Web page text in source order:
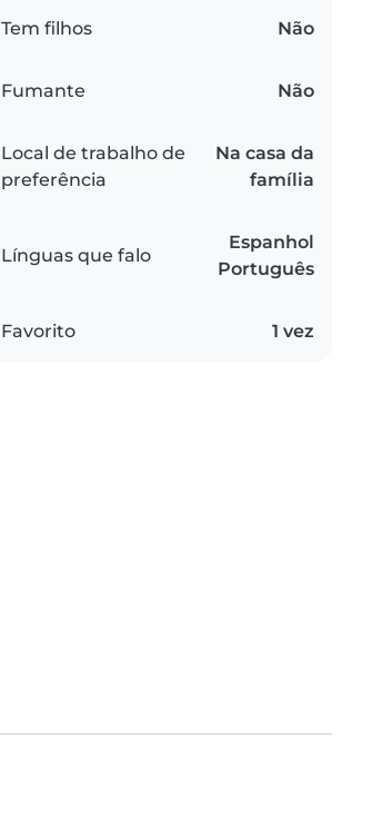
Tem filhos Não
Fumante Não
Local de trabalho de
preferência
Na casa da
família
Línguas que falo
Espanhol
Português
Favorito 1 vez